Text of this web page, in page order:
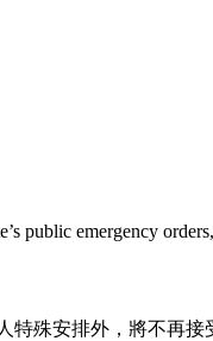
public emergency
殊安排外，將不再接